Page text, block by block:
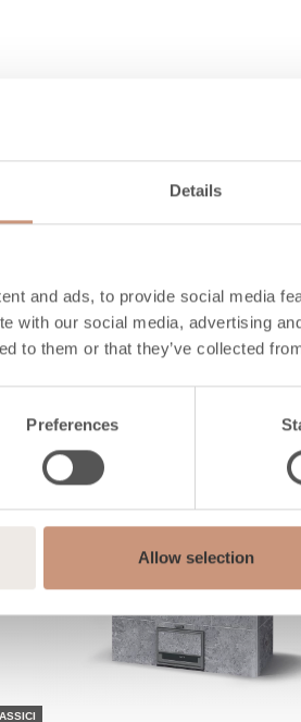
Details
and ads, to provide social media
with our social media, advertising
to them or that they’ve collected
Preferences
Allow selection